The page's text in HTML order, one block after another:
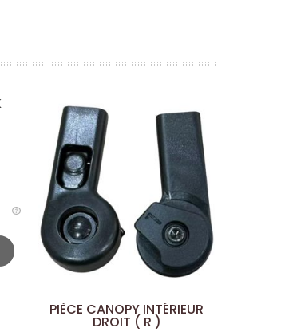
PIÈCE CANOPY INTÉRIEUR
DROIT ( R )